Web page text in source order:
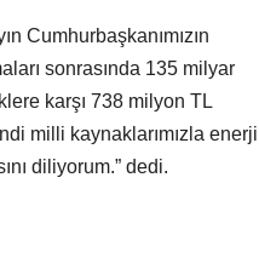
Cumhurbaşkanımızın
sonrasında 135 milyar
karşı 738 milyon TL
milli kaynaklarımızla enerji
diliyorum.” dedi.